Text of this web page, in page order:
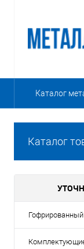
Каталог
Каталог
Гофрированный